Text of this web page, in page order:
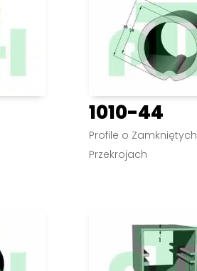
1010-44
Profile o Zamkniętych
Przekrojach